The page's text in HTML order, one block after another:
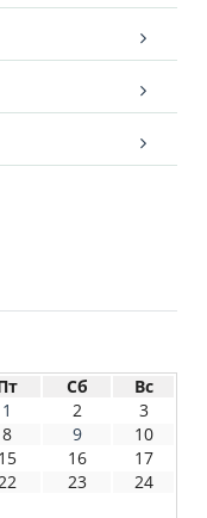
Сб
Вс
1
2
3
8 9
10
15 16
17
22 23
24